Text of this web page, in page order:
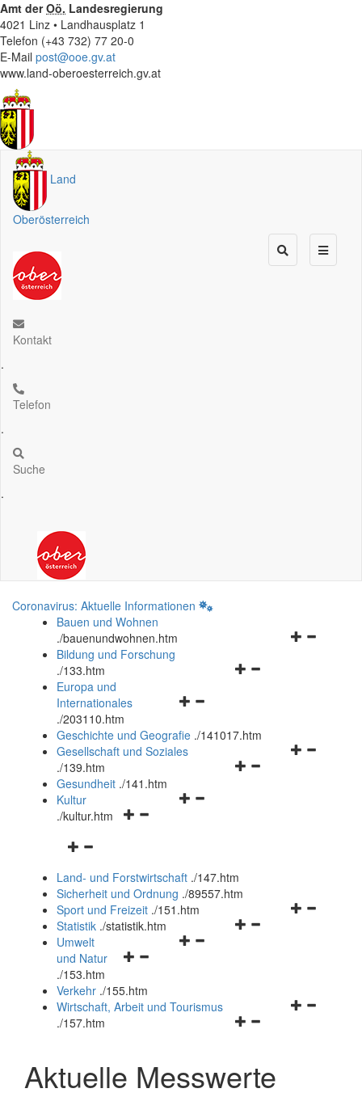
Amt derOö. Landesregierung
4021 Linz • Landhausplatz 1
Telefon (+43 732) 77 20-0
E-Mail post@ooe.gv.at
www.land-oberoesterreich.gv.at
Land
Oberösterreich
Kontakt
.
Telefon
.
Suche
.
Coronavirus: Aktuelle Informationen
Bauen und Wohnen
./bauenundwohnen.htm
Navigationsmenü
Bildung und Forschung
./133.htm
Navigationsmenü
und
schließen
Europa und
Internationales
./203110.htm
Geschichte und Geografie ./141017.htm
Navigationsmenü
Gesellschaft und Soziales
./139.htm
Navigationsmenü
Gesundheit ./141.htm
Navigationsmenü
Kultur
./kultur.htm
Navigationsmenü
und
schließen
Land- und Forstwirtschaft ./147.htm
Sicherheit und Ordnung ./89557.htm
Navigationsmenü
Sport und Freizeit ./151.htm
Navigationsmenü
Statistik ./statistik.htm
Navigationsmenü
und
schließen
Umwelt
und Natur
./153.htm
Verkehr ./155.htm
Navigationsmenü
schließen
Wirtschaft, Arbeit und Tourismus
./157.htm
Aktuelle Messwerte